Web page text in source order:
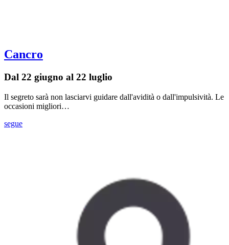
Cancro
Dal 22 giugno al 22 luglio
Il segreto sarà non lasciarvi guidare dall'avidità o dall'impulsività. Le
occasioni migliori…
segue